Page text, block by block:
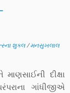
શુક્લ/મનસુખલાલ
દીક્ષા
ગાંધીજીએ